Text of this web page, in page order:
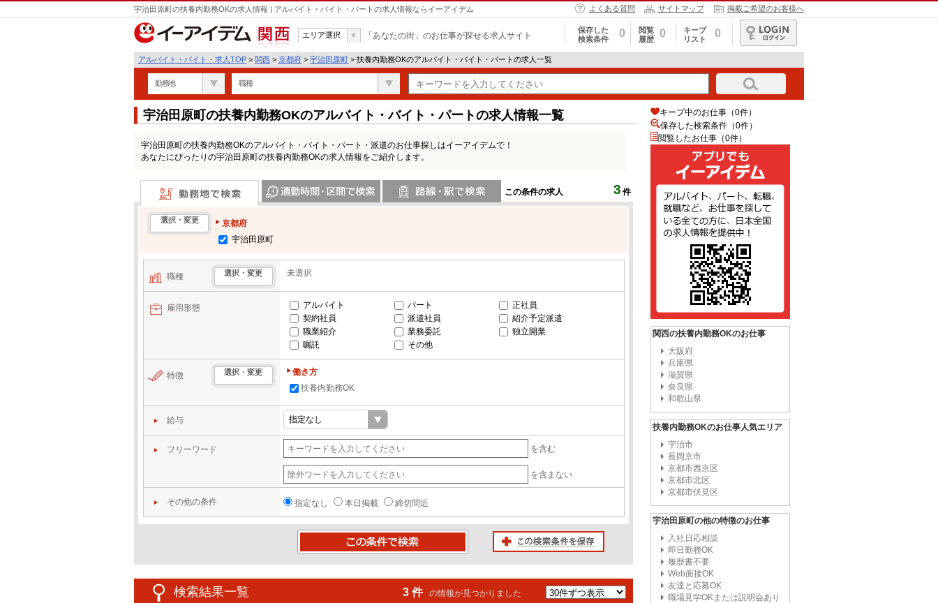
宇治田原町の扶養内勤務OKの求人情報 | アルバイト・バイト・パートの求人情報ならイーアイデム よくある質問 サイトマップ 掲載ご希望のお客様へ
関西
エリア選択 「あなたの街」のお仕事が探せる求人サイト
保存した
検索条件
0
閲覧
履歴
0
キープ
リスト
0
ログイン
アルバイト・バイト・求人TOP > 関西 > 京都府 > 宇治田原町 > 扶養内勤務OKのアルバイト・バイト・パートの求人一覧
勤務地 職種
宇治田原町の扶養内勤務OKのアルバイト・バイト・パートの求人情報一覧
宇治田原町の扶養内勤務OKのアルバイト・バイト・パート・派遣のお仕事探しはイーアイデムで！
あなたにぴったりの宇治田原町の扶養内勤務OKの求人情報をご紹介します。
この条件の求人 3 件
勤務地で検索
選択・変更
京都府
宇治田原町
職種 選択・変更 未選択
雇用形態 アルバイト パート
正社員
契約社員
派遣社員
紹介予定派遣
職業紹介
業務委託
独立開業
嘱託
その他
特徴 選択・変更
働き方
扶養内勤務OK
給与
フリーワード を含む
を含まない
その他の条件 指定なし 本日掲載 締切間近
検索結果一覧 3 件 の情報が見つかりました
キープ中のお仕事（0件）
保存した検索条件（0件）
閲覧したお仕事（0件）
関西の扶養内勤務OKのお仕事
大阪府
兵庫県
滋賀県
奈良県
和歌山県
扶養内勤務OKのお仕事人気エリア
宇治市
長岡京市
京都市西京区
京都市北区
京都市伏見区
宇治田原町の他の特徴のお仕事
入社日応相談
即日勤務OK
履歴書不要
Web面接OK
友達と応募OK
職場見学OKまたは説明会あり